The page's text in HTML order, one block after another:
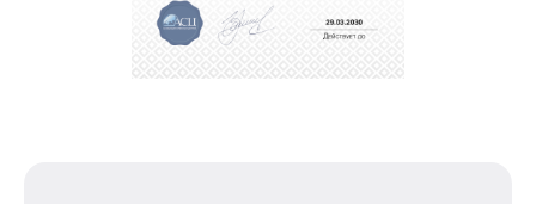
положительные отзывы и обрели отличную
репутацию. Мы постоянно совершенствуемся и